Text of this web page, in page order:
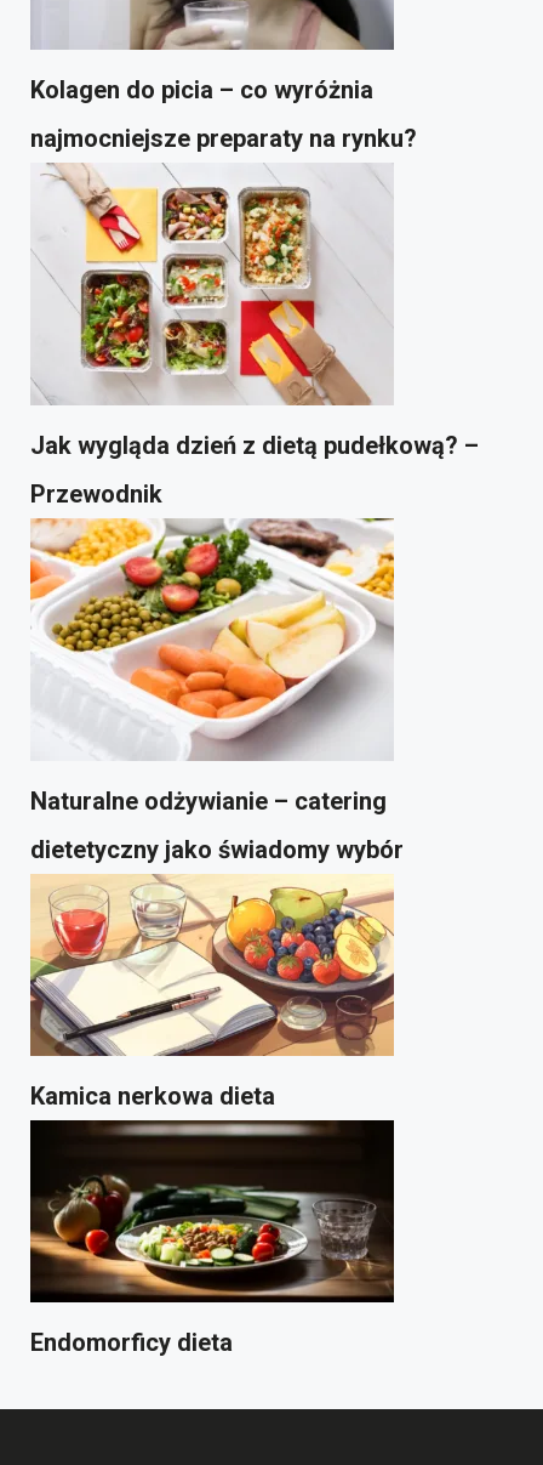
Kolagen do picia – co wyróżnia
najmocniejsze preparaty na rynku?
Jak wygląda dzień z dietą pudełkową? –
Przewodnik
Naturalne odżywianie – catering
dietetyczny jako świadomy wybór
Kamica nerkowa dieta
Endomorficy dieta